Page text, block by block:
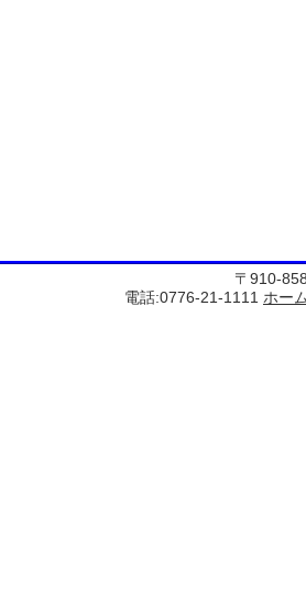
〒910-
電話:0776-21-1111 ホー